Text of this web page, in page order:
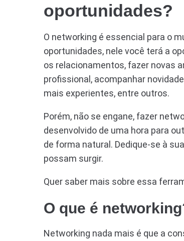
oportunidades?
O networking é essencial para o
oportunidades, nele você terá a
os relacionamentos, fazer novas
profissional, acompanhar
mais experientes, entre outros.
Porém, não se engane, fazer
desenvolvido de uma hora para
de forma natural. Dedique-se à
possam surgir.
Quer saber mais sobre essa
O que é
Networking nada mais é que a